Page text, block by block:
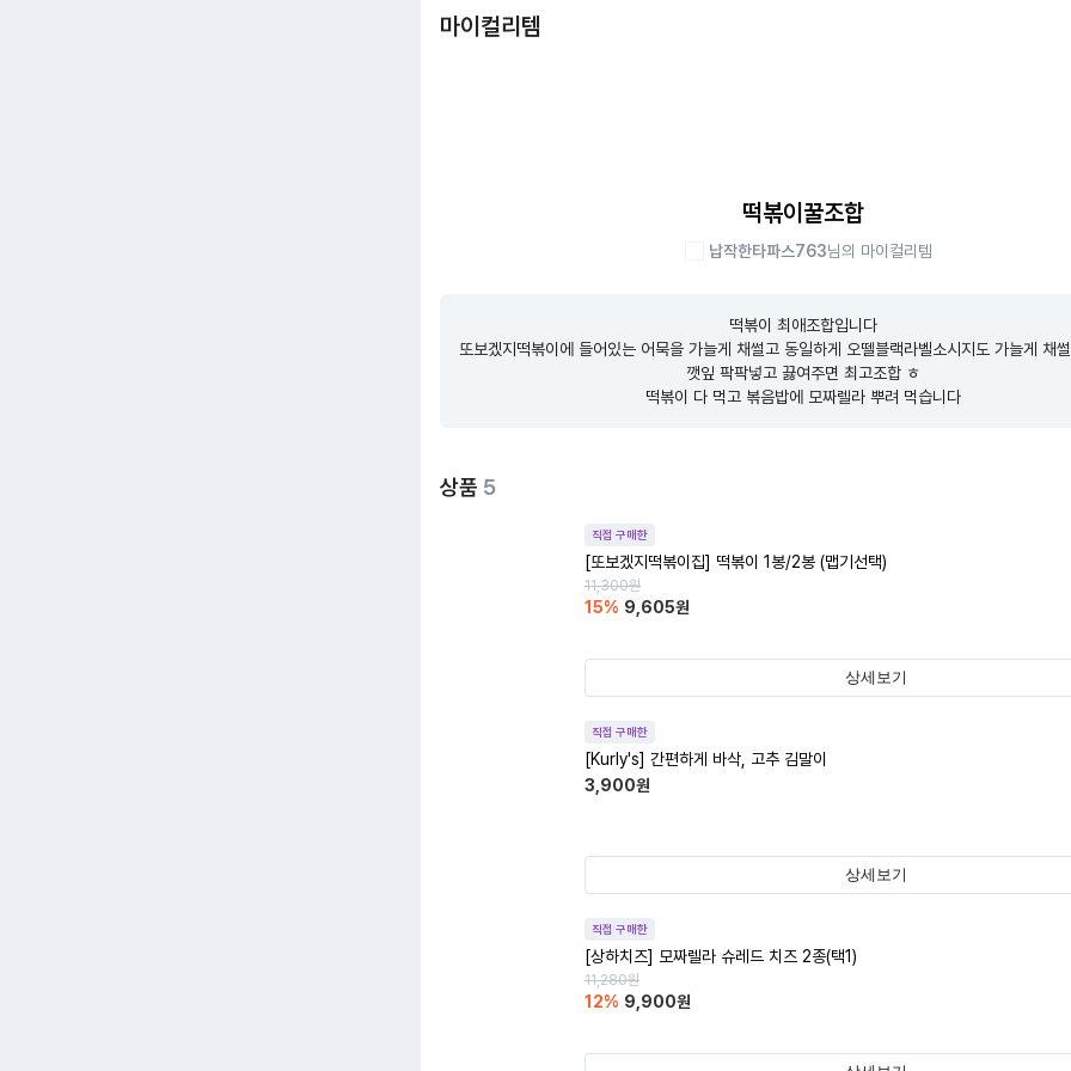
마이컬리템
떡볶이꿀조합
납작한타파스763님의 마이컬리템
떡볶이 최애조합입니다
또보겠지떡볶이에 들어있는 어묵을 가늘게 채썰고 동일하게 오뗄블랙라벨소시지도 가늘게 채
깻잎 팍팍넣고 끓여주면 최고조합 ㅎ
떡볶이 다 먹고 볶음밥에 모짜렐라 뿌려 먹습니다
상품 5
직접 구매한
[또보겠지떡볶이집] 떡볶이 1봉/2봉 (맵기선택)
11,300원
15% 9,605원
상세보기
직접 구매한
[Kurly's] 간편하게 바삭, 고추 김말이
3,900원
상세보기
직접 구매한
[상하치즈] 모짜렐라 슈레드 치즈 2종(택1)
11,280원
12% 9,900원